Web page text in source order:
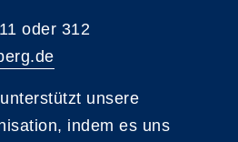
oder 312
unsere
indem es uns